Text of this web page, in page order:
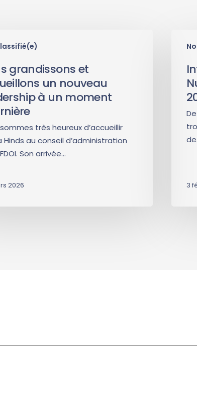
grandissons et
un nouveau
à un moment
très heureux d’accueillir
Hinds au conseil d’administration
Son arrivée…
2026 3